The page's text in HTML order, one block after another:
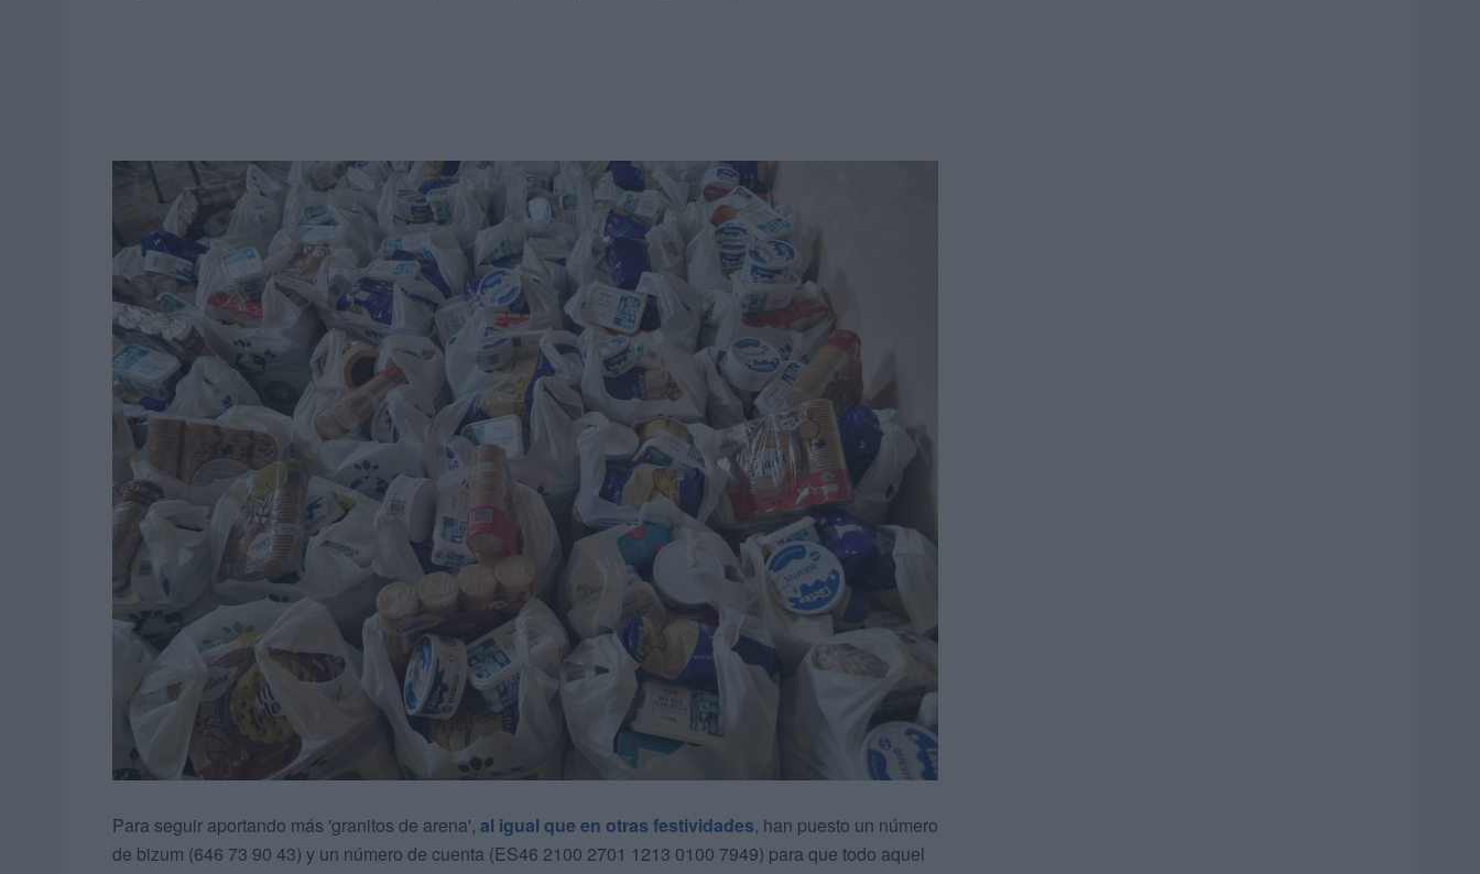
Para seguir aportando más 'granitos de arena', al igual que en otras festividades, han puesto un número
de bizum (646 73 90 43) y un número de cuenta (ES46 2100 2701 1213 0100 7949) para que todo aquel